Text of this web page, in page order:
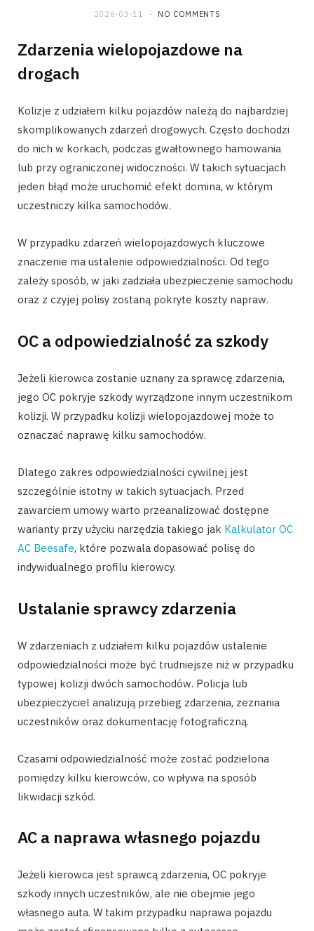
2026-03-11 NO COMMENTS
Zdarzenia wielopojazdowe na
drogach
Kolizje z udziałem kilku pojazdów należą do najbardziej
skomplikowanych zdarzeń drogowych. Często dochodzi
do nich w korkach, podczas gwałtownego hamowania
lub przy ograniczonej widoczności. W takich sytuacjach
jeden błąd może uruchomić efekt domina, w którym
uczestniczy kilka samochodów.
W przypadku zdarzeń wielopojazdowych kluczowe
znaczenie ma ustalenie odpowiedzialności. Od tego
zależy sposób, w jaki zadziała ubezpieczenie samochodu
oraz z czyjej polisy zostaną pokryte koszty napraw.
OC a odpowiedzialność za szkody
Jeżeli kierowca zostanie uznany za sprawcę zdarzenia,
jego OC pokryje szkody wyrządzone innym uczestnikom
kolizji. W przypadku kolizji wielopojazdowej może to
oznaczać naprawę kilku samochodów.
Dlatego zakres odpowiedzialności cywilnej jest
szczególnie istotny w takich sytuacjach. Przed
zawarciem umowy warto przeanalizować dostępne
warianty przy użyciu narzędzia takiego jak Kalkulator OC
AC Beesafe, które pozwala dopasować polisę do
indywidualnego profilu kierowcy.
Ustalanie sprawcy zdarzenia
W zdarzeniach z udziałem kilku pojazdów ustalenie
odpowiedzialności może być trudniejsze niż w przypadku
typowej kolizji dwóch samochodów. Policja lub
ubezpieczyciel analizują przebieg zdarzenia, zeznania
uczestników oraz dokumentację fotograficzną.
Czasami odpowiedzialność może zostać podzielona
pomiędzy kilku kierowców, co wpływa na sposób
likwidacji szkód.
AC a naprawa własnego pojazdu
Jeżeli kierowca jest sprawcą zdarzenia, OC pokryje
szkody innych uczestników, ale nie obejmie jego
własnego auta. W takim przypadku naprawa pojazdu